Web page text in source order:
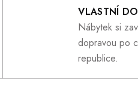
VLASTNÍ
Nábytek si
dopravou po
republice.